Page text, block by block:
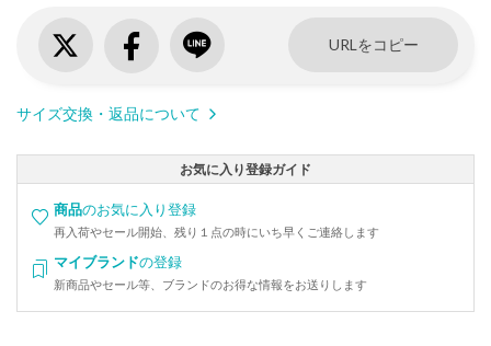
URLをコピー
サイズ交換・返品について
お気に入り登録ガイド
商品のお気に入り登録
再入荷やセール開始、残り１点の時にいち早くご連絡します
マイブランドの登録
新商品やセール等、ブランドのお得な情報をお送りします